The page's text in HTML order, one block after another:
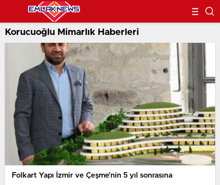
Korucuoğlu Mimarlık Haberleri
Folkart Yapı İzmir ve Çeşme’nin 5 yıl sonrasına